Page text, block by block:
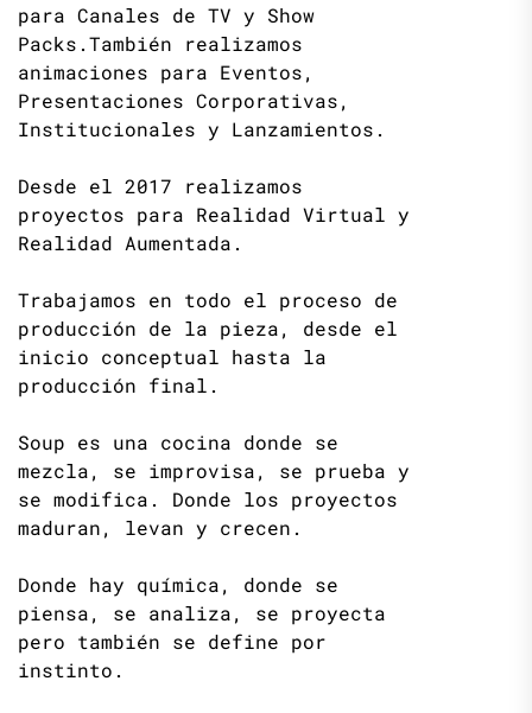
para Canales de TV y Show
Packs.También realizamos
animaciones para Eventos,
Presentaciones Corporativas,
Institucionales y Lanzamientos.
Desde el 2017 realizamos
proyectos para Realidad Virtual y
Realidad Aumentada.
Trabajamos en todo el proceso de
producción de la pieza, desde el
inicio conceptual hasta la
producción final.
Soup es una cocina donde se
mezcla, se improvisa, se prueba y
se modifica. Donde los proyectos
maduran, levan y crecen.
Donde hay química, donde se
piensa, se analiza, se proyecta
pero también se define por
instinto.